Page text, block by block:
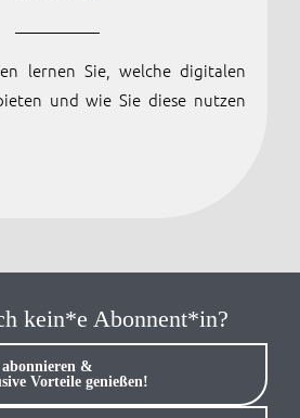
lernen Sie, welche digitalen
und wie Sie diese nutzen
kein*e Abonnent*in?
&
Vorteile genießen!